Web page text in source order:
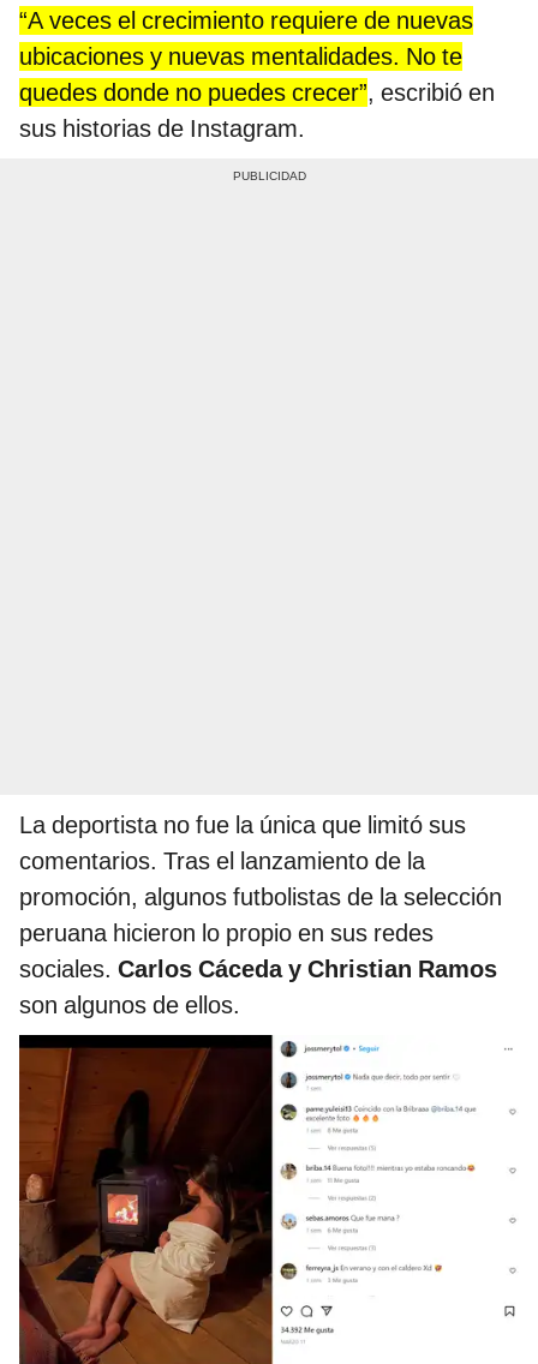
“A veces el crecimiento requiere de nuevas
ubicaciones y nuevas mentalidades. No te
quedes donde no puedes crecer”, escribió en
sus historias de Instagram.
La deportista no fue la única que limitó sus
comentarios. Tras el lanzamiento de la
promoción, algunos futbolistas de la selección
peruana hicieron lo propio en sus redes
sociales. Carlos Cáceda y Christian Ramos
son algunos de ellos.